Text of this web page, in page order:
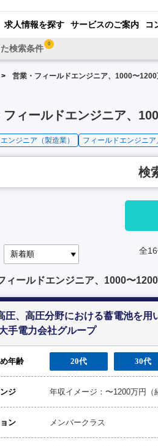
求人情報を探す サービスのご案内 コ
検索条件 0
営業・フィールドエンジニア、1000〜
フィールドエンジニア、
ンジニア（製造業） フィールドエンジニア
検
全
ィールドエンジニア、1000〜
圧、高圧分野における蓄電池を
手電力会社グループ
年齢 20代 30代
ジ 年収イメージ：〜1200万円（
ン メンバークラス